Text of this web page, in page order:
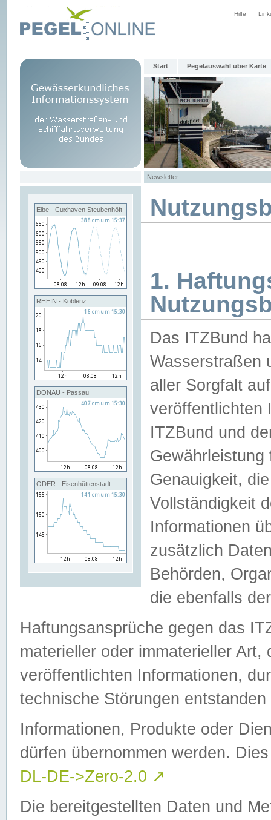
Hilfe
Start Pegelauswahl über Karte
Newsletter
Elbe - Cuxhaven Steubenhöft
RHEIN - Koblenz
DONAU - Passau
ODER - Eisenhüttenstadt
1.
Das ITZBund
Wasserstraßen
aller Sorgfalt
veröffentlichten
ITZBund und
Genauigkeit,
Vollständigkeit
Informationen
zusätzlich
Behörden,
die ebenfalls
Haftungsansprüche gegen das
materieller oder immaterieller
veröffentlichten Informationen,
technische Störungen
Informationen, Produkte oder
dürfen übernommen werden.
DL-DE->Zero-2.0 ↗
Die bereitgestellten Daten und